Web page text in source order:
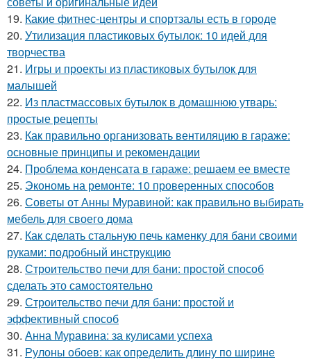
19. Какие фитнес-центры и спортзалы есть в городе
20. Утилизация пластиковых бутылок: 10 идей для
творчества
21. Игры и проекты из пластиковых бутылок для
малышей
22. Из пластмассовых бутылок в домашнюю утварь:
простые рецепты
23. Как правильно организовать вентиляцию в гараже:
основные принципы и рекомендации
24. Проблема конденсата в гараже: решаем ее вместе
25. Экономь на ремонте: 10 проверенных способов
26. Советы от Анны Муравиной: как правильно выбирать
мебель для своего дома
27. Как сделать стальную печь каменку для бани своими
руками: подробный инструкцию
28. Строительство печи для бани: простой способ
сделать это самостоятельно
29. Строительство печи для бани: простой и
эффективный способ
30. Анна Муравина: за кулисами успеха
31. Рулоны обоев: как определить длину по ширине